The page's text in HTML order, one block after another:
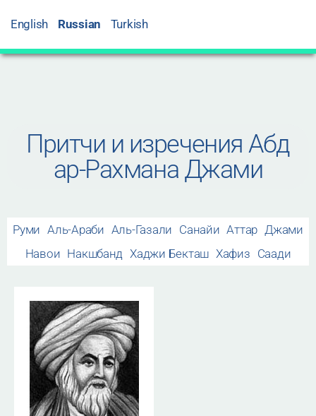
English Russian Turkish
Притчи и изречения Абд
ар-Рахмана Джами
Руми Аль-Араби Аль-Газали Санайи Аттар Джами
Навои Накшбанд Хаджи Бекташ Хафиз Саади